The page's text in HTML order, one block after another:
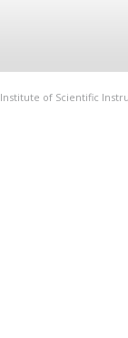
Institute of Scientific